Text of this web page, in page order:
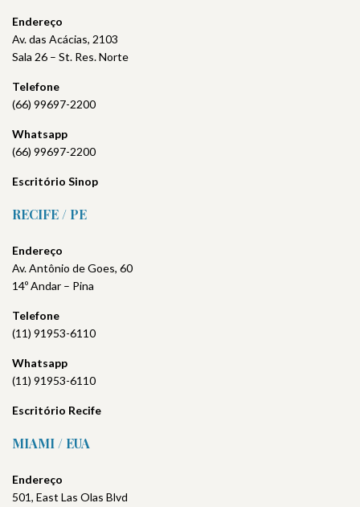
Endereço
Av. das Acácias, 2103
Sala 26 – St. Res. Norte
Telefone
(66) 99697-2200
Whatsapp
(66) 99697-2200
Escritório Sinop
RECIFE / PE
Endereço
Av. Antônio de Goes, 60
14º Andar – Pina
Telefone
(11) 91953-6110
Whatsapp
(11) 91953-6110
Escritório Recife
MIAMI / EUA
Endereço
501, East Las Olas Blvd